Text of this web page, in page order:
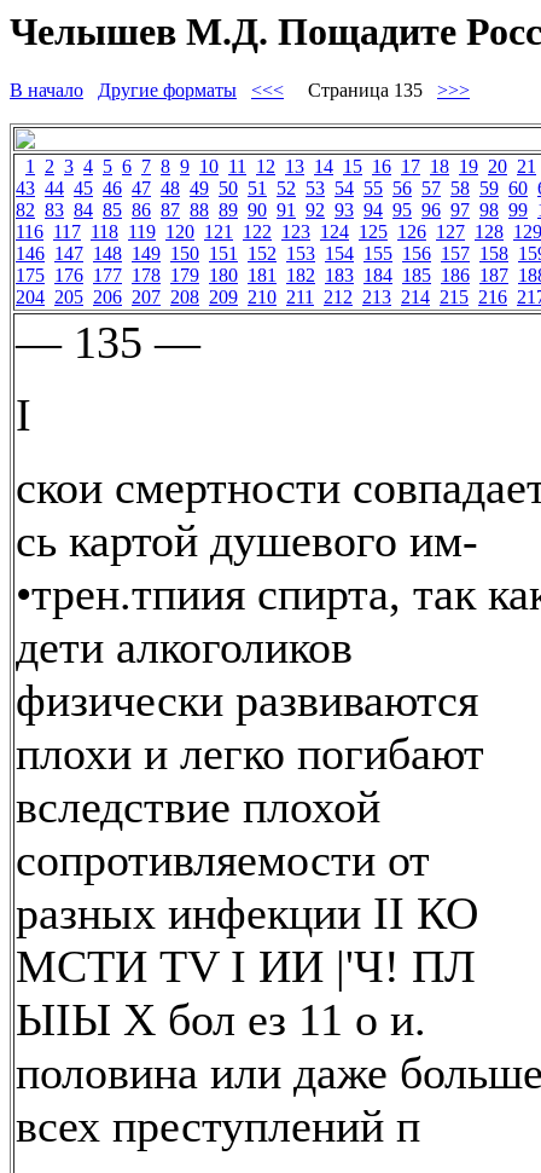
Челышев М.Д. Пощадите
В начало Другие форматы <<< Страница 135 >>>
1 2 3 4 5 6 7 8 9 10 11 12 13 14 15 16 17 18 19 20 21
43 44 45 46 47 48 49 50 51 52 53 54 55 56 57 58 59 60
82 83 84 85 86 87 88 89 90 91 92 93 94 95 96 97 98 99
116 117 118 119 120 121 122 123 124 125 126 127 128 129
146 147 148 149 150 151 152 153 154 155 156 157 158
175 176 177 178 179 180 181 182 183 184 185 186 187
204 205 206 207 208 209 210 211 212 213 214 215 216
— 135 —
I
скои смертности
сь картой душевого им-
•трен.тпиия спирта, так
дети алкоголиков
физически развиваются
плохи и легко погибают
вследствие плохой
сопротивляемости от
разных инфекции II КО
МСТИ TV I ИИ |'Ч! ПЛ
ЫIЫ Х бол ез 11 о и.
половина или даже
всех преступлений п